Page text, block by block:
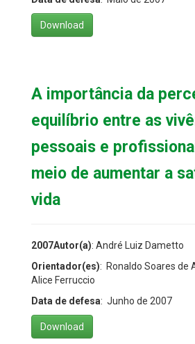
Download
A importância da
equilíbrio entre as
pessoais e
meio de aumentar a
vida
2007Autor(a): André Luiz Dametto
Orientador(es): Ronaldo Soares de
Alice Ferruccio
Data de defesa: Junho de 2007
Download